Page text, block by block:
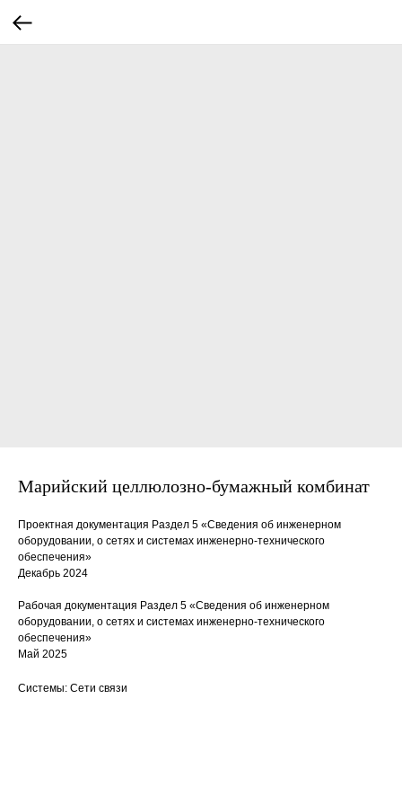
Марийский целлюлозно-бумажный комбинат
Проектная документация Раздел 5 «Сведения об инженерном
оборудовании, о сетях и системах инженерно-технического
обеспечения»
Декабрь 2024
Рабочая документация Раздел 5 «Сведения об инженерном
оборудовании, о сетях и системах инженерно-технического
обеспечения»
Май 2025
Системы: Сети связи